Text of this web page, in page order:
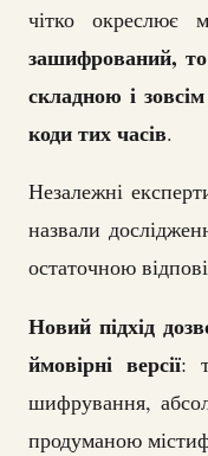
чітко окреслює
зашифрований,
складною і
коди тих часів.
Незалежні
назвали
остаточною
Новий підхід
ймовірні версії:
шифрування,
продуманою